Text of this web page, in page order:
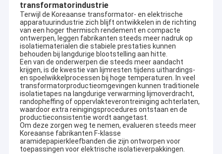
transformatorindustrie
Terwijl de Koreaanse transformator- en elektrische
apparatuurindustrie zich blijft ontwikkelen in de richting
van een hoger thermisch rendement en compacte
ontwerpen, leggen fabrikanten steeds meer nadruk op
isolatiematerialen die stabiele prestaties kunnen
behouden bij langdurige blootstelling aan hitte.
Een van de onderwerpen die steeds meer aandacht
krijgen, is de kwestie van lijmresten tijdens uithardings-
en spoelwikkelprocessen bij hoge temperaturen. In veel
transformatorproductieomgevingen kunnen traditionele
isolatietapes na langdurige verwarming lijmoverdracht,
randopheffing of oppervlakteverontreiniging achterlaten,
waardoor extra reinigingsprocedures ontstaan ​​en de
productieconsistentie wordt aangetast.
Om deze zorgen weg te nemen, evalueren steeds meer
Koreaanse fabrikanten F-klasse
aramidepapierkleefbanden die zijn ontworpen voor
toepassingen voor elektrische isolatieverpakkingen.